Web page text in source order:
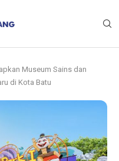
Museum Sains dan
di Kota Batu